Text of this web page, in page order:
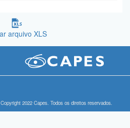
arquivo XLS
Copyright 2022 Capes. Todos os direitos reservados.